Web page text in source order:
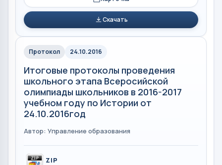
Скачать
Протокол 24.10.2016
Итоговые протоколы проведения
школьного этапа Всеросийской
олимпиады школьников в 2016-2017
учебном году по Истории от
24.10.2016год
Автор: Управление образования
ZIP